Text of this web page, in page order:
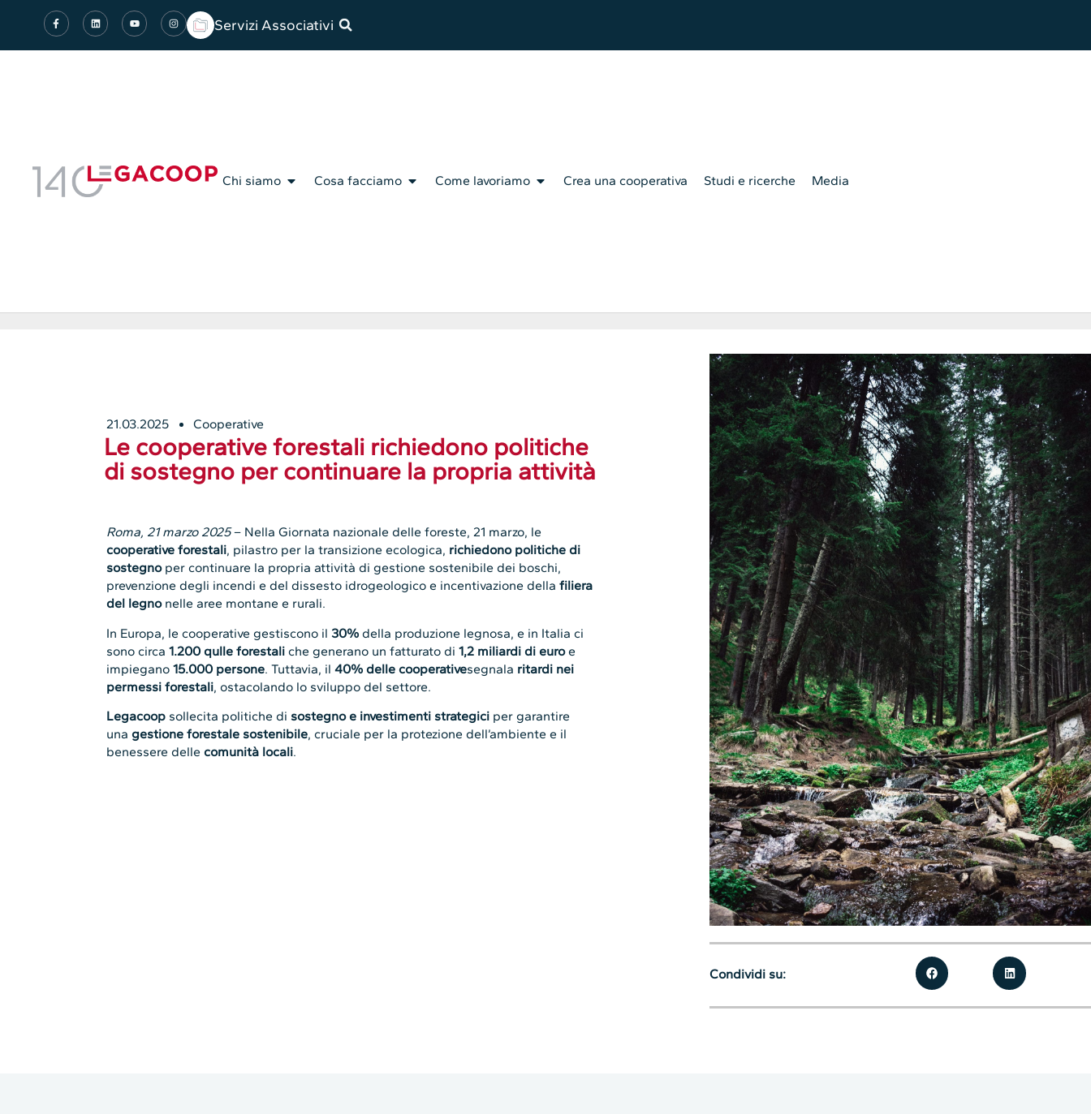
Servizi Associativi
Chi siamo Cosa facciamo Come lavoriamo Crea una cooperativa Studi e ricerche Media
21.03.2025 Cooperative
Le cooperative forestali richiedono politiche
di sostegno per continuare la propria attività
Roma, 21 marzo 2025– Nella Giornata nazionale delle foreste, 21 marzo, le
cooperative forestali, pilastro per la transizione ecologica, richiedono politiche di
sostegnoper continuare la propria attività di gestione sostenibile dei boschi,
prevenzione degli incendi e del dissesto idrogeologico e incentivazione dellafiliera
del legnonelle aree montane e rurali.
In Europa, le cooperative gestiscono il 30% della produzione legnosa, e in Italia ci
sono circa1.200 qulle forestali che generano un fatturato di1,2 miliardi di euroe
impiegano15.000 persone. Tuttavia, il40% delle cooperativesegnala ritardi nei
permessi forestali, ostacolando lo sviluppo del settore.
Legacoop sollecita politiche di sostegno e investimenti strategici per garantire
unagestione forestale sostenibile, cruciale per la protezione dell’ambiente e il
benessere dellecomunità locali.
Condividi su: